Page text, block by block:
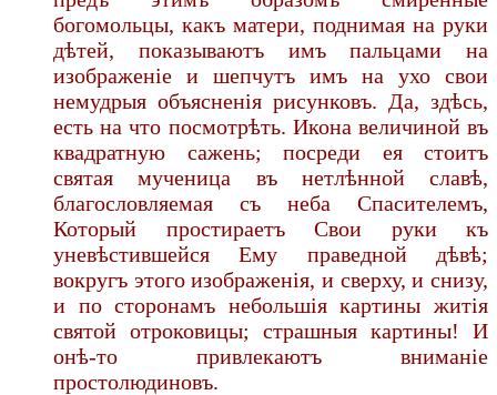
богомольцы, какъ матери, поднимая на руки
дѣтей, показываютъ имъ пальцами на
изображеніе и шепчутъ имъ на ухо свои
немудрыя объясненія рисунковъ. Да, здѣсь,
есть на что посмотрѣть. Икона величиной въ
квадратную сажень; посреди ея стоитъ
святая мученица въ нетлѣнной славѣ,
благословляемая съ неба Спасителемъ,
Который простираетъ Свои руки къ
уневѣстившейся Ему праведной дѣвѣ;
вокругъ этого изображенія, и сверху, и снизу,
и по сторонамъ небольшія картины житія
святой отроковицы; страшныя картины! И
онѣ-то привлекаютъ вниманіе
простолюдиновъ.